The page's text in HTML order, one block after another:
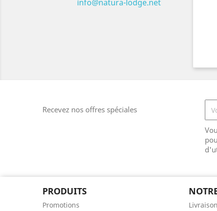
info@natura-lodge.net
Recevez nos offres spéciales
PRODUITS
Promotions Livraison